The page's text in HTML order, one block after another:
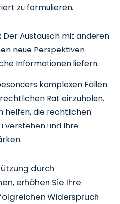
zu formulieren.
Der Austausch mit anderen
neue Perspektiven
Informationen liefern.
komplexen Fällen
Rat einzuholen.
helfen, die rechtlichen
verstehen und Ihre
durch
erhöhen Sie Ihre
Widerspruch